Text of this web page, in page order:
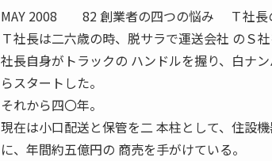
MAY 2008 82 創業者の四つの悩み Ｔ社長の
Ｔ社長は二六歳の時、脱サラで運送会社 のＳ社
社長自身がトラックの ハンドルを握り、白ナ
らスタートした。
それから四〇年。
現在は小口配送と保管を二 本柱として、住設
に、年間約五億円の 商売を手がけている。